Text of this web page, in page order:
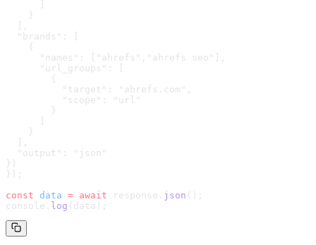
    }
  ],
  "brands": [
    {
      "names": ["ahrefs","ahrefs seo"],
      "url_groups": [
        {
          "target": "ahrefs.com",
          "scope": "url"
        }
    }
  ],
  "output": "json"
} )
});
const data = await response. json ();
console. log (data);